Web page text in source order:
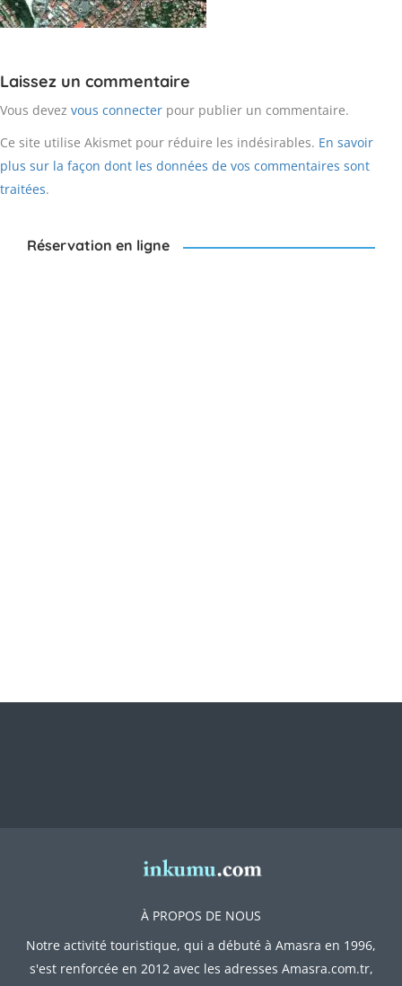
Laissez un commentaire
Vous devez vous connecter pour publier un commentaire.
Ce site utilise Akismet pour réduire les indésirables. En savoir
plus sur la façon dont les données de vos commentaires sont
traitées.
Réservation en ligne
À PROPOS DE NOUS
Notre activité touristique, qui a débuté à Amasra en 1996,
s'est renforcée en 2012 avec les adresses Amasra.com.tr,